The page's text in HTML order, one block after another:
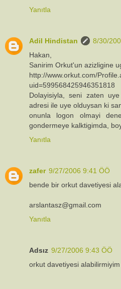
Yanıtla
Adil Hindistan
8/30/
Hakan,
Sanirim Orkut'un azizligine
http://www.orkut.com/
uid=599568425946351818
Dolayisiyla, seni zaten
adresi ile uye olduysan ki
onunla logon olmayi
gondermeye kalktigimda,
Yanıtla
zafer 9/27/2006 9:41 ÖÖ
bende bir orkut davetiyesi
arslantasz@gmail.com
Yanıtla
Adsız 9/27/2006 9:43 ÖÖ
orkut davetiyesi